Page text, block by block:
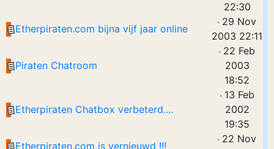
22:30
Etherpiraten.com bijna vijf jaar online
29 Nov
2003 22:11
Piraten Chatroom
22 Feb
2003
18:52
Etherpiraten Chatbox verbeterd....
13 Feb
2002
19:35
Etherpiraten.com is vernieuwd !!!
22 Nov